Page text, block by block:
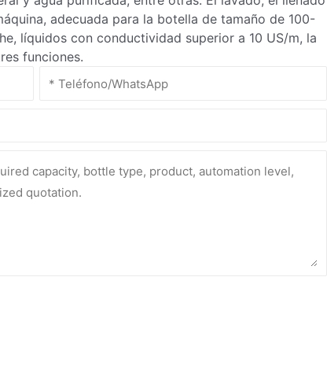
adecuada para la botella de tamaño de 100-
líquidos con conductividad superior a 10 US/m, la
funciones.